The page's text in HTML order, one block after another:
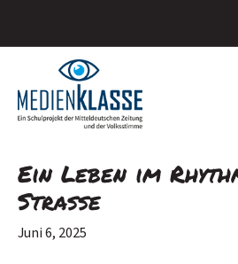
Ein Leben im
Straße
Juni 6, 2025